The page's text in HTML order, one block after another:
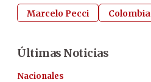
Marcelo Pecci Colombia
Últimas Noticias
Nacionales